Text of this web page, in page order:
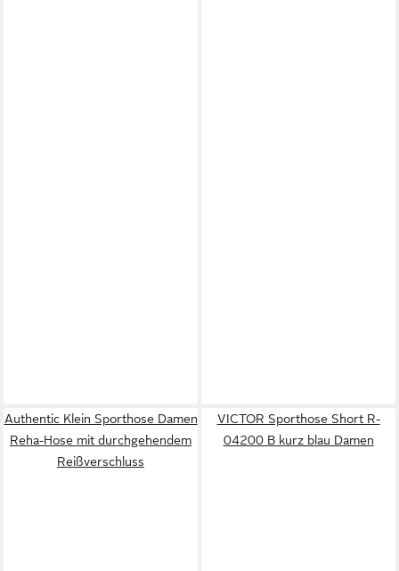
Authentic Klein Sporthose Damen
Reha-Hose mit durchgehendem
Reißverschluss
VICTOR Sporthose Short R-
04200 B kurz blau Damen